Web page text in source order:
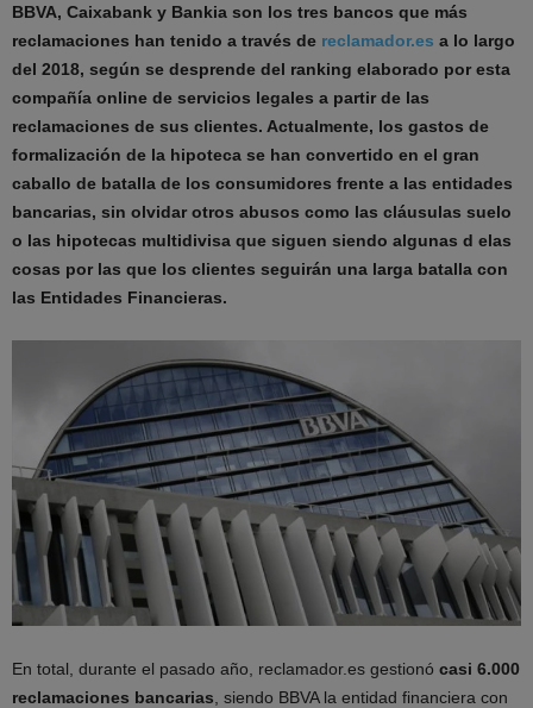
BBVA, Caixabank y Bankia son los tres bancos que más
reclamaciones han tenido a través de reclamador.es a lo largo
del 2018, según se desprende del ranking elaborado por esta
compañía online de servicios legales a partir de las
reclamaciones de sus clientes. Actualmente, los gastos de
formalización de la hipoteca se han convertido en el gran
caballo de batalla de los consumidores frente a las entidades
bancarias, sin olvidar otros abusos como las cláusulas suelo
o las hipotecas multidivisa que siguen siendo algunas d elas
cosas por las que los clientes seguirán una larga batalla con
las Entidades Financieras.
En total, durante el pasado año, reclamador.es gestionó casi 6.000
reclamaciones bancarias , siendo BBVA la entidad financiera con